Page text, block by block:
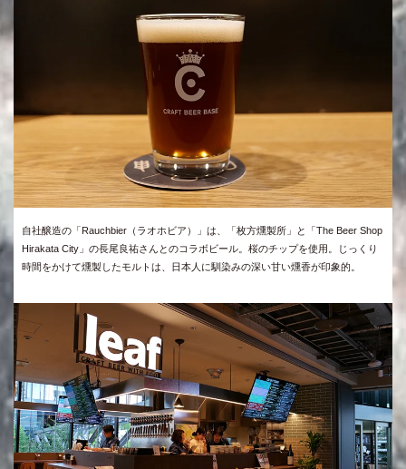
自社醸造の「Rauchbier（ラオホビア）」は、「枚方燻製所」と「The Beer Shop
Hirakata City」の長尾良祐さんとのコラボビール。桜のチップを使用。じっくり
時間をかけて燻製したモルトは、日本人に馴染みの深い甘い燻香が印象的。